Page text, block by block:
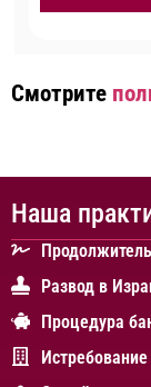
Смотрите
Наша
Развод в